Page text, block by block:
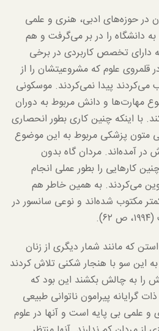
در حوزه‌های ادبی، هنری و علمی
دانشگاه را در بر می‌گرفت و هم
دارای تخصص کاربردی در برخی
قلمروی علوم که مشروعیتشان را از
می‌کردند پیدا نمی‌کردند. موسکونی
مهارت‌ها و دانش مربوط به دوران
با اینکه چنین کاری بطور انحصاری
متون پزشکی مربوط به این موضوع
آمده‌اند. مردان گاه بدون
کارهایی را بطور عملی انجام
می‌کردند. به همین خاطر هم
مکتوب شده‌اند و نوعی سانسور در
که مانند شمار دیگری از زنان
این سو با هنجار شکنی تلاش کردند
را به چالش بکشند این بود که
گرایانه پیرامون ناتوانی طبیعی
و علمی بی پایه است و آنها در علوم